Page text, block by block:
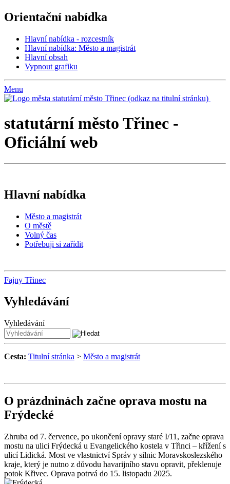
Orientační nabídka
Hlavní nabídka - rozcestník
Hlavní nabídka: Město a magistrát
Hlavní obsah
Vypnout grafiku
Menu
statutární město Třinec (odkaz na titulní stránku)
statutární město Třinec -
Oficiální web
Hlavní nabídka
Město a magistrát
O městě
Volný čas
Potřebuji si zařídit
Fajny Třinec
Vyhledávání
Vyhledávání
Cesta: Titulní stránka > Město a magistrát
O prázdninách začne oprava mostu na
Frýdecké
Zhruba od 7. července, po ukončení opravy staré I/11, začne oprava
mostu na ulici Frýdecká u Evangelického kostela v Třinci – křížení s
ulicí Lidická. Most ve vlastnictví Správ y silnic Moravskoslezského
kraje, který je nutno z důvodu havarijního stavu opravit, překlenuje
potok Křivec. Oprava potrvá do 15. listopadu 2025.